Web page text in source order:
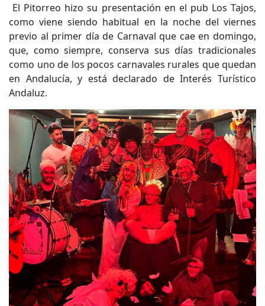
El Pitorreo hizo su presentación en el pub Los Tajos,
como viene siendo habitual en la noche del viernes
previo al primer día de Carnaval que cae en domingo,
que, como siempre, conserva sus días tradicionales
como uno de los pocos carnavales rurales que quedan
en Andalucía, y está declarado de Interés Turístico
Andaluz.